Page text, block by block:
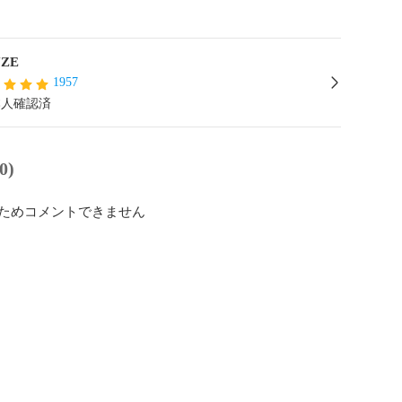
1957
確認済
めコメントできません